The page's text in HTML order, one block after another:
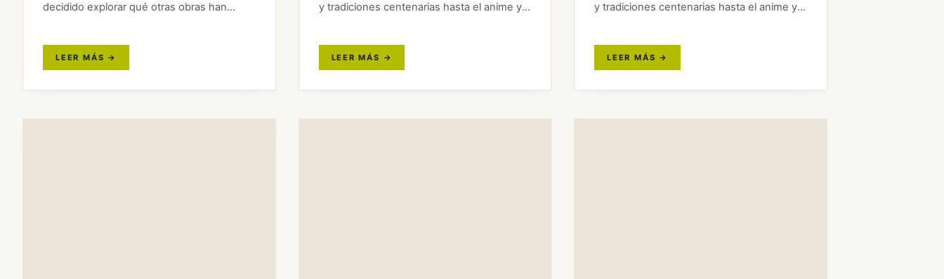
decidido explorar qué otras obras han
juventud:…
y tradiciones centenarias hasta el anime y
y tradiciones centenarias hasta el anime y